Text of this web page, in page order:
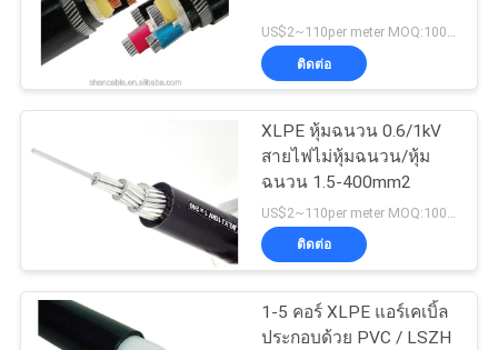
เรา
ข่าว
BLOG
ขอ
อ้าง
US$2~110per meter MOQ:1000เมตร
ติดต่อ
XLPE หุ้มฉนวน 0.6/1kV
สายไฟไม่หุ้มฉนวน/หุ้ม
ฉนวน 1.5-400mm2
ติดต่อ
1-5 คอร์ XLPE แอร์เคเบิ้ล
ประกอบด้วย PVC / LSZH